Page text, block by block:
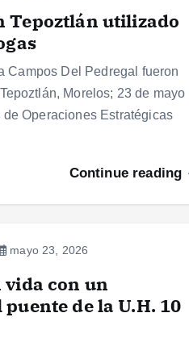
Tepoztlán utilizado
Campos Del Pedregal fueron
Morelos; 23 de mayo
Operaciones Estratégicas
Continue reading
mayo 23, 2026
vida con un
de la U.H. 10